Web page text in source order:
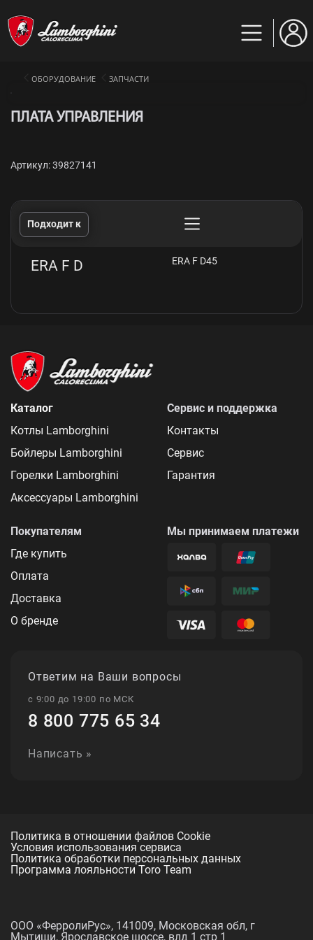
ОБОРУДОВАНИЕ ЗАПЧАСТИ
ПЛАТА УПРАВЛЕНИЯ
Артикул: 39827141
Подходит к
ERA F D ERA F D45
Каталог
Котлы Lamborghini
Бойлеры Lamborghini
Горелки Lamborghini
Аксессуары Lamborghini
Сервис и поддержка
Контакты
Сервис
Гарантия
Покупателям
Где купить
Оплата
Доставка
О бренде
Мы принимаем платежи
Ответим на Ваши вопросы
с 9:00 до 19:00 по МСК
8 800 775 65 34
Написать »
Политика в отношении файлов Cookie
Условия использования сервиса
Политика обработки персональных данных
Программа лояльности Toro Team
ООО «ФерролиРус», 141009, Московская обл, г
Мытищи, Ярославское шоссе, влд 1 стр 1